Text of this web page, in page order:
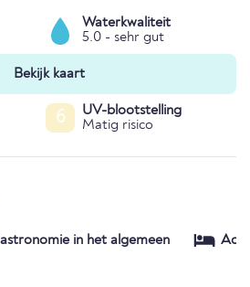
Waterkwaliteit
5.0 - sehr gut
Bekijk kaart
6
UV-blootstelling
Matig risico
in het algemeen